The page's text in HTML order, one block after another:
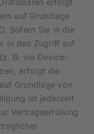
erfolgt
auf Grundlage
Sofern Sie in die
in den Zugriff auf
B. via Device-
erfolgt die
Grundlage von
ist jederzeit
Vertragserfüllung